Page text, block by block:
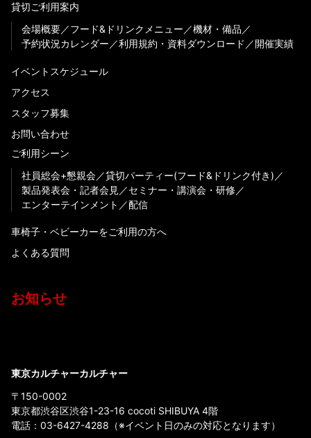
貸切ご利用案内
会場概要
フード&ドリンクメニュー
機材・備品
予約状況カレンダー
利用規約・資料ダウンロード 開催実績
イベントスケジュール
アクセス
スタッフ募集
お問い合わせ
ご利用シーン
社員総会+懇親会
貸切パーティー(フード&ドリンク付き)
製品発表会・記者会見
セミナー・講演会・研修
エンターテインメント
配信
車椅子・ベビーカーをご利用の方へ
よくある質問
お知らせ
東京カルチャーカルチャー
〒150-0002
東京都渋谷区渋谷1-23-16 cocoti SHIBUYA 4階
電話： 03-6427-4288 （※イベント日のみの対応となります）